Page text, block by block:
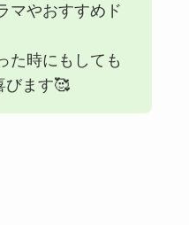
マやおすすめド
た時にもしても
びます🥰